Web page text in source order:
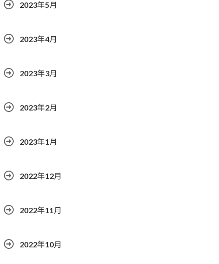
2023年5月
2023年4月
2023年3月
2023年2月
2023年1月
2022年12月
2022年11月
2022年10月